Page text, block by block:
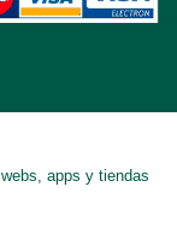
apps y tiendas